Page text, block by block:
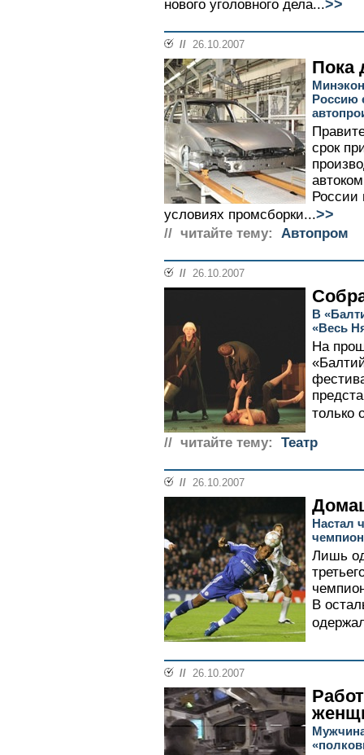
нового уголовного дела...>>
// 26.10.2007
Пока
Россию
срок
России
условиях промсборки...>>
// читайте тему: Автопром
// 26.10.2007
В
«Весь
На
только
// читайте тему:
Театр
// 26.10.2007
Настал
Лишь
В
// 26.10.2007